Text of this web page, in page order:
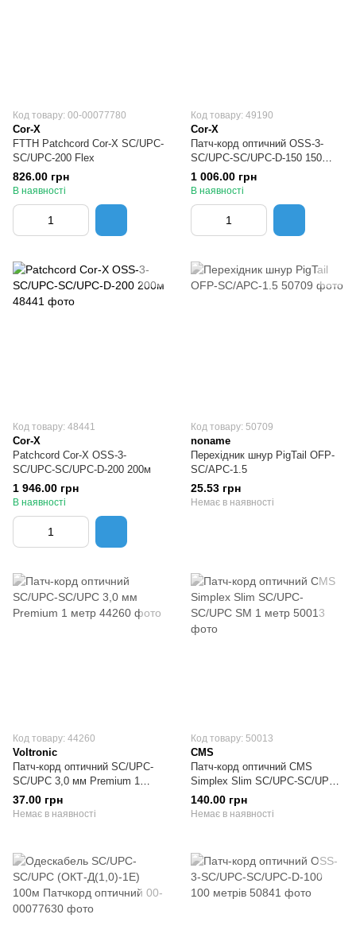
Код товару: 00-00077780
Cor-X
FTTH Patchcord Cor-X SC/UPC-
SC/UPC-200 Flex
826.00 грн
В наявності
Код товару: 49190
Cor-X
Патч-корд оптичний OSS-3-
SC/UPC-SC/UPC-D-150 150
метрів
1 006.00 грн
В наявності
Код товару: 48441
Cor-X
Patchcord Cor-X OSS-3-
SC/UPC-SC/UPC-D-200 200м
1 946.00 грн
В наявності
Код товару: 50709
noname
Перехідник шнур PigTail OFP-
SC/APC-1.5
25.53 грн
Немає в наявності
Код товару: 44260
Voltronic
Патч-корд оптичний SC/UPC-
SC/UPC 3,0 мм Premium 1
метр
37.00 грн
Немає в наявності
Код товару: 50013
CMS
Патч-корд оптичний CMS
Simplex Slim SC/UPC-SC/UPC
SM 1 метр
140.00 грн
Немає в наявності